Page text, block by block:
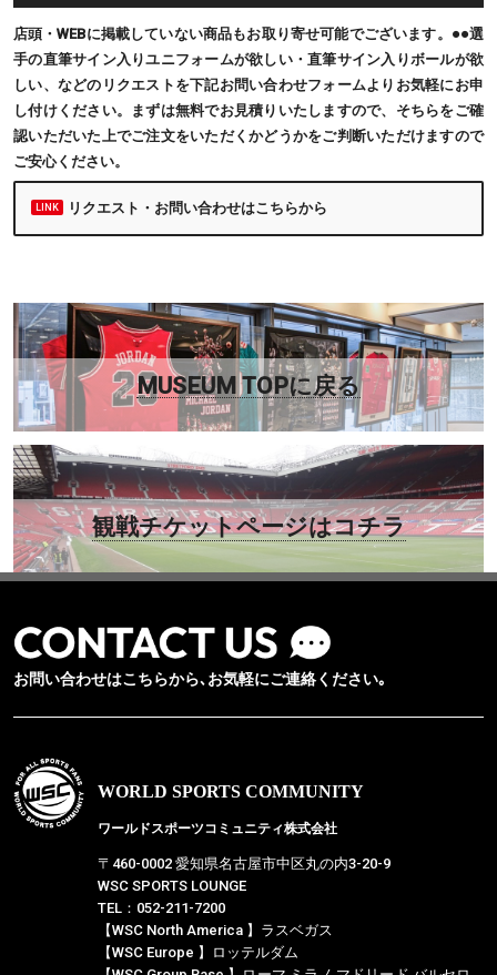
店頭・WEBに掲載していない商品もお取り寄せ可能でございます。●●選
手の直筆サイン入りユニフォームが欲しい・直筆サイン入りボールが欲
しい、などのリクエストを下記お問い合わせフォームよりお気軽にお申
し付けください。まずは無料でお見積りいたしますので、そちらをご確
認いただいた上でご注文をいただくかどうかをご判断いただけますので
ご安心ください。
リクエスト・お問い合わせはこちらから
MUSEUM TOPに戻る
観戦チケットページはコチラ
お問い合わせはこちらから､お気軽にご連絡ください｡
WORLD SPORTS COMMUNITY
ワールドスポーツコミュニティ株式会社
〒460-0002 愛知県名古屋市中区丸の内3-20-9
WSC SPORTS LOUNGE
TEL：052-211-7200
【WSC North America 】ラスベガス
【WSC Europe 】ロッテルダム